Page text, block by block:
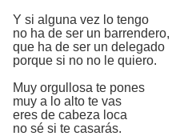
Y si alguna vez lo tengo
no ha de ser un barrendero,
que ha de ser un delegado
porque si no no le quiero.
Muy orgullosa te pones
muy a lo alto te vas
eres de cabeza loca
no sé si te casarás.